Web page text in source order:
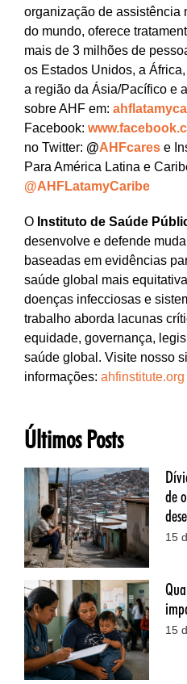
organização de assistência
do mundo, oferece
mais de 3 milhões de
os Estados Unidos, a
a região da Ásia/Pacífico e
sobre AHF em:
Facebook:
no Twitter: @AHFcares e
Para América Latina e
@AHFLatamyCaribe
O Instituto de Saúde
desenvolve e defende
baseadas em evidências
saúde global mais
doenças infecciosas e
trabalho aborda lacunas
equidade, governança,
saúde global. Visite nosso
informações: ahfinstitute.org
Últimos Posts
de
15
15